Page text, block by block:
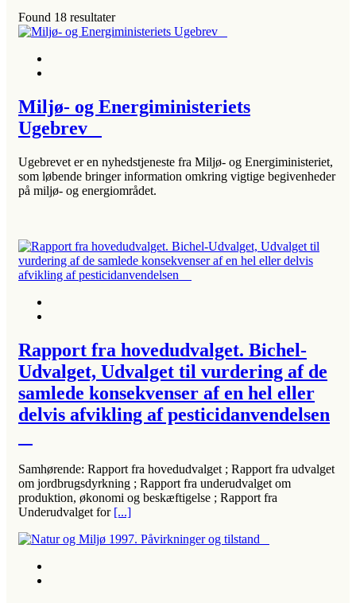
Found 18 resultater
Miljø- og Energiministeriets
Ugebrev
Ugebrevet er en nyhedstjeneste fra Miljø- og Energiministeriet,
som løbende bringer information omkring vigtige begivenheder
på miljø- og energiområdet.
Rapport fra hovedudvalget. Bichel-
Udvalget, Udvalget til vurdering af de
samlede konsekvenser af en hel eller
delvis afvikling af pesticidanvendelsen
Samhørende: Rapport fra hovedudvalget ; Rapport fra udvalget
om jordbrugsdyrkning ; Rapport fra underudvalget om
produktion, økonomi og beskæftigelse ; Rapport fra
Underudvalget for [...]